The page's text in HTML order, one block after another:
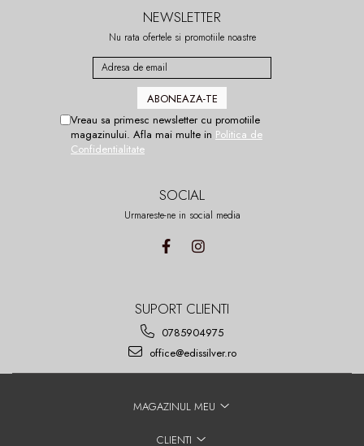
NEWSLETTER
Nu rata ofertele si promotiile noastre
Vreau sa primesc newsletter cu promotiile
magazinului. Afla mai multe in Politica de
Confidentialitate
SOCIAL
Urmareste-ne in social media
SUPORT CLIENTI
0785904975
office@edissilver.ro
MAGAZINUL MEU
CLIENTI